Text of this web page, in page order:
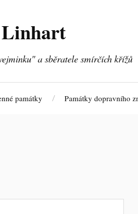
a sběratele smírčích křížů
památky Památky dopravního